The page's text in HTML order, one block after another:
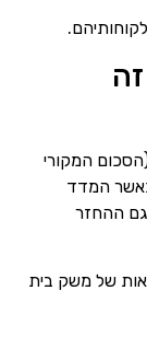
המקורי
המדד
גם ההחזר
של משק בית